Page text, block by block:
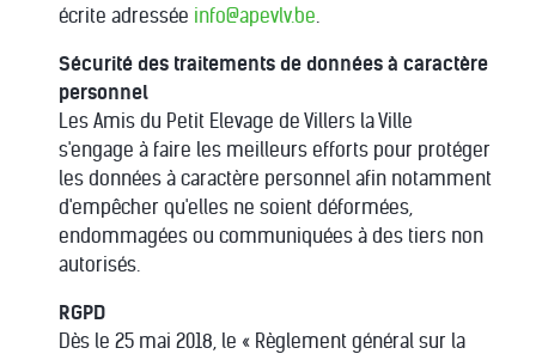
écrite adressée info@apevlv.be
Sécurité des traitements de données à caractère
personnel
Les Amis du Petit Elevage de Villers la Ville
s'engage à faire les meilleurs efforts pour protéger
les données à caractère personnel afin notamment
d'empêcher qu'elles ne soient déformées,
endommagées ou communiquées à des tiers non
autorisés.
RGPD
Dès le 25 mai 2018, le « Règlement général sur la